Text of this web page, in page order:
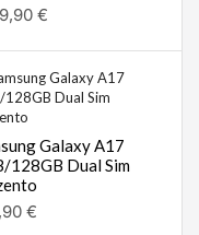
€
Galaxy A17
128GB Dual Sim
€